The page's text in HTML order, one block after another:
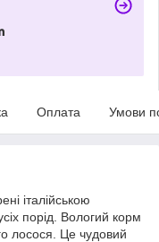
Оплата Умови
італійською
порід. Вологий корм
лосося. Це чудовий